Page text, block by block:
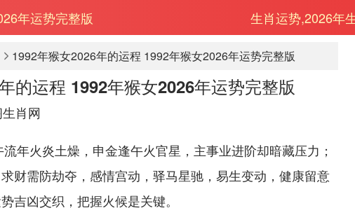
年运势完整版 生肖运势,2026年
1992年猴女2026年的运程 1992年猴女2026年运势完整版
的运程 1992年猴女2026年运势完整版
肖网
年火炎土燥，申金逢午火官星，主事业进阶却暗藏压力；
财需防劫夺，感情宫动，驿马星驰，易生变动，健康留意
吉凶交织，把握火候是关键。